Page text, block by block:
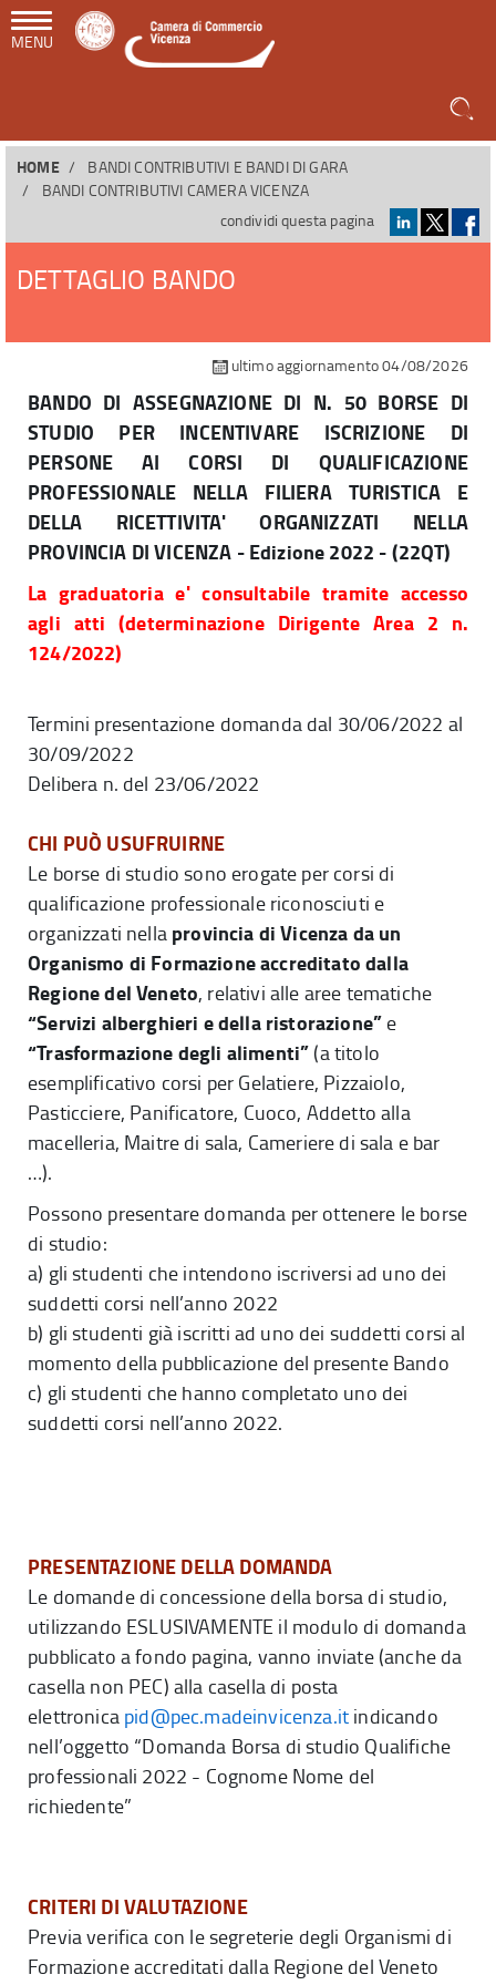
MENU
HOME
BANDI CONTRIBUTIVI E BANDI DI GARA
BANDI CONTRIBUTIVI CAMERA VICENZA
condividi questa pagina
DETTAGLIO BANDO
ultimo aggiornamento 04/08/2026
BANDO DI ASSEGNAZIONE DI N. 50 BORSE DI
STUDIO PER INCENTIVARE ISCRIZIONE DI
PERSONE AI CORSI DI QUALIFICAZIONE
PROFESSIONALE NELLA FILIERA TURISTICA E
DELLA RICETTIVITA' ORGANIZZATI NELLA
PROVINCIA DI VICENZA - Edizione 2022 - (22QT)
La graduatoria e' consultabile tramite accesso
agli atti (determinazione Dirigente Area 2 n.
124/2022)
Termini presentazione domanda dal 30/06/2022 al
30/09/2022
Delibera n. del 23/06/2022
CHI PUÒ USUFRUIRNE
Le borse di studio sono erogate per corsi di
qualificazione professionale riconosciuti e
organizzati nella provincia di Vicenza da un
Organismo di Formazione accreditato dalla
Regione del Veneto, relativi alle aree tematiche
“Servizi alberghieri e della ristorazione” e
“Trasformazione degli alimenti” (a titolo
esemplificativo corsi per Gelatiere, Pizzaiolo,
Pasticciere, Panificatore, Cuoco, Addetto alla
macelleria, Maitre di sala, Cameriere di sala e bar
…).
Possono presentare domanda per ottenere le borse
di studio:
a) gli studenti che intendono iscriversi ad uno dei
suddetti corsi nell’anno 2022
b) gli studenti già iscritti ad uno dei suddetti corsi al
momento della pubblicazione del presente Bando
c) gli studenti che hanno completato uno dei
suddetti corsi nell’anno 2022.
PRESENTAZIONE DELLA DOMANDA
Le domande di concessione della borsa di studio,
utilizzando ESLUSIVAMENTE il modulo di domanda
pubblicato a fondo pagina, vanno inviate (anche da
casella non PEC) alla casella di posta
elettronica pid@pec.madeinvicenza.it indicando
nell’oggetto “Domanda Borsa di studio Qualifiche
professionali 2022 - Cognome Nome del
richiedente”
CRITERI DI VALUTAZIONE
Previa verifica con le segreterie degli Organismi di
Formazione accreditati dalla Regione del Veneto